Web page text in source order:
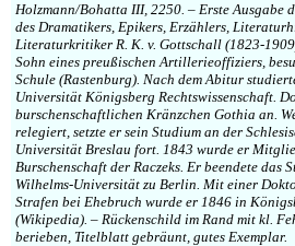
Holzmann/Bohatta III, 2250. – Erste Ausgabe
des Dramatikers, Epikers, Erzählers,
Literaturkritiker R. K. v. Gottschall (1823-
Sohn eines preußischen Artillerieoffiziers,
Schule (Rastenburg). Nach dem Abitur
Universität Königsberg Rechtswissenschaft.
burschenschaftlichen Kränzchen Gothia an.
relegiert, setzte er sein Studium an der
Universität Breslau fort. 1843 wurde er
Burschenschaft der Raczeks. Er beendete das
Wilhelms-Universität zu Berlin. Mit einer
Strafen bei Ehebruch wurde er 1846 in
(Wikipedia). – Rückenschild im Rand mit kl.
berieben, Titelblatt gebräunt, gutes Exemplar.